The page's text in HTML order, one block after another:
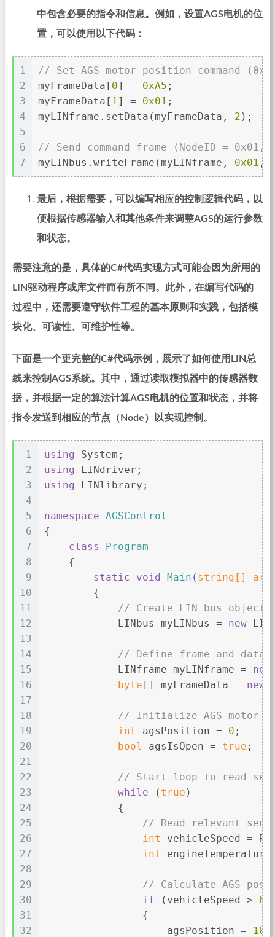
中包含必要的指令和信息。例如，设置AGS电机的位
置，可以使用以下代码：
1
2
3
4
5
6
7
// Set AGS motor position command
myFrameData[ 0] = 0xA5 ;
myFrameData[ 1] = 0x01 ;
myLINframe.setData(myFrameData, 2 );
// Send command frame (NodeID = 0x01,
myLINbus.writeFrame(myLINframe, 0x01 ,
最后，根据需要，可以编写相应的控制逻辑代码，以
便根据传感器输入和其他条件来调整AGS的运行参数
和状态。
需要注意的是，具体的C#代码实现方式可能会因为所用的
LIN驱动程序或库文件而有所不同。此外，在编写代码的
过程中，还需要遵守软件工程的基本原则和实践，包括模
块化、可读性、可维护性等。
下面是一个更完整的C#代码示例，展示了如何使用LIN总
线来控制AGS系统。其中，通过读取模拟器中的传感器数
据，并根据一定的算法计算AGS电机的位置和状态，并将
指令发送到相应的节点（Node）以实现控制。
1
2
3
4
5
6
7
8
9
10
11
12
13
14
15
16
17
18
19
20
21
22
23
24
25
26
27
28
29
30
31
32
using
System;
using
LINdriver;
using
LINlibrary;
namespace AGSControl
{
class
Program
{
static
void Main ( string []
{
// Create LIN bus object
LINbus myLINbus = new
// Define frame and data
LINframe myLINframe = new
byte [] myFrameData = new
// Initialize AGS motor
int
agsPosition = 0 ;
bool
agsIsOpen = true ;
// Start loop to read
while ( true )
{
// Read relevant
int
vehicleSpeed =
int
// Calculate AGS
if (vehicleSpeed > 60
{
agsPosition =
100